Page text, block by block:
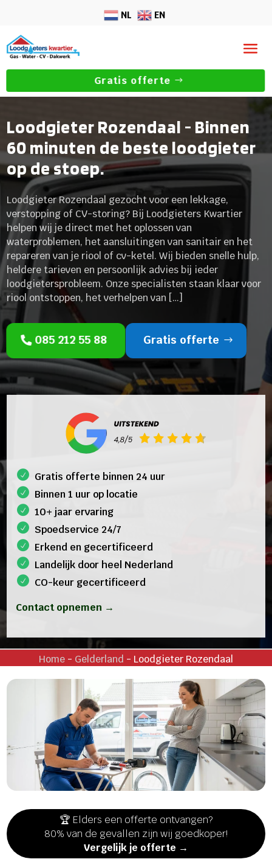
NL EN
Gratis offerte
Loodgieter Rozendaal - Binnen
60 minuten de beste loodgieter
op de stoep.
Loodgieter Rozendaal gezocht voor een lekkage,
verstopping of CV-storing? Bij Loodgieters Kwartier
helpen wij je direct met het oplossen van
waterproblemen, het aansluitingen van sanitair en het
repareren van je riool of cv-ketel. Wij bieden snelle hulp,
heldere tarieven en persoonlijk advies bij ieder
loodgietersprobleem. Onze specialisten staan klaar voor
riool ontstoppen, het verhelpen van […]
085 212 55 88 Gratis offerte
Gratis offerte binnen 24 uur
Binnen 1 uur op locatie
10+ jaar ervaring
Spoedservice 24/7
Erkend en gecertificeerd
Landelijk door heel Nederland
CO-keur gecertificeerd
Contact opnemen →
Home- Gelderland - Loodgieter Rozendaal
🏆 Elders een offerte ontvangen?
80% van de gevallen zijn wij goedkoper!
Vergelijk je offerte →